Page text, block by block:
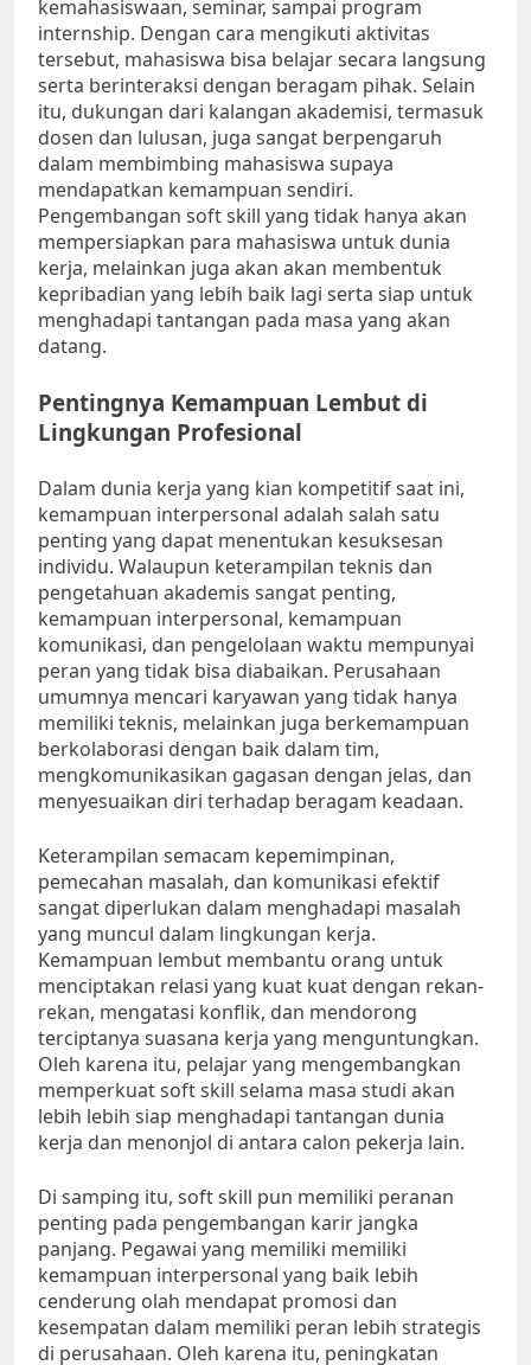
kemahasiswaan, seminar, sampai program
internship. Dengan cara mengikuti aktivitas
tersebut, mahasiswa bisa belajar secara langsung
serta berinteraksi dengan beragam pihak. Selain
itu, dukungan dari kalangan akademisi, termasuk
dosen dan lulusan, juga sangat berpengaruh
dalam membimbing mahasiswa supaya
mendapatkan kemampuan sendiri.
Pengembangan soft skill yang tidak hanya akan
mempersiapkan para mahasiswa untuk dunia
kerja, melainkan juga akan akan membentuk
kepribadian yang lebih baik lagi serta siap untuk
menghadapi tantangan pada masa yang akan
datang.
Pentingnya Kemampuan Lembut di
Lingkungan Profesional
Dalam dunia kerja yang kian kompetitif saat ini,
kemampuan interpersonal adalah salah satu
penting yang dapat menentukan kesuksesan
individu. Walaupun keterampilan teknis dan
pengetahuan akademis sangat penting,
kemampuan interpersonal, kemampuan
komunikasi, dan pengelolaan waktu mempunyai
peran yang tidak bisa diabaikan. Perusahaan
umumnya mencari karyawan yang tidak hanya
memiliki teknis, melainkan juga berkemampuan
berkolaborasi dengan baik dalam tim,
mengkomunikasikan gagasan dengan jelas, dan
menyesuaikan diri terhadap beragam keadaan.
Keterampilan semacam kepemimpinan,
pemecahan masalah, dan komunikasi efektif
sangat diperlukan dalam menghadapi masalah
yang muncul dalam lingkungan kerja.
Kemampuan lembut membantu orang untuk
menciptakan relasi yang kuat kuat dengan rekan-
rekan, mengatasi konflik, dan mendorong
terciptanya suasana kerja yang menguntungkan.
Oleh karena itu, pelajar yang mengembangkan
memperkuat soft skill selama masa studi akan
lebih lebih siap menghadapi tantangan dunia
kerja dan menonjol di antara calon pekerja lain.
Di samping itu, soft skill pun memiliki peranan
penting pada pengembangan karir jangka
panjang. Pegawai yang memiliki memiliki
kemampuan interpersonal yang baik lebih
cenderung olah mendapat promosi dan
kesempatan dalam memiliki peran lebih strategis
di perusahaan. Oleh karena itu, peningkatan